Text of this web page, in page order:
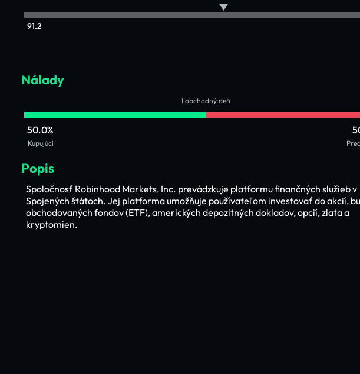
91.2
Nálady
1 obchodný deň
50.0%
Kupujúci
Popis
Spoločnosť Robinhood Markets, Inc. prevádzkuje platformu finančných služieb v
Spojených štátoch. Jej platforma umožňuje používateľom investovať do akcií,
obchodovaných fondov (ETF), amerických depozitných dokladov, opcií, zlata a
kryptomien.